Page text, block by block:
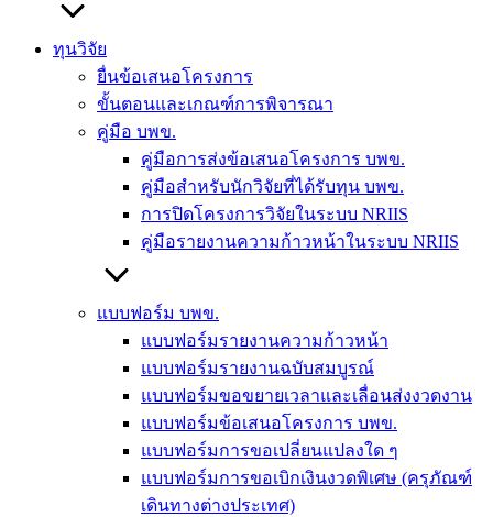
ทุนวิจัย
ยื่นข้อเสนอโครงการ
ขั้นตอนและเกณฑ์การพิจารณา
คู่มือ บพข.
คู่มือการส่งข้อเสนอโครงการ บพข.
คู่มือสำหรับนักวิจัยที่ได้รับทุน บพข.
การปิดโครงการวิจัยในระบบ NRIIS
คู่มือรายงานความก้าวหน้าในระบบ NRIIS
แบบฟอร์ม บพข.
แบบฟอร์มรายงานความก้าวหน้า
แบบฟอร์มรายงานฉบับสมบูรณ์
แบบฟอร์มขอขยายเวลาและเลื่อนส่งงวดงาน
แบบฟอร์มข้อเสนอโครงการ บพข.
แบบฟอร์มการขอเปลี่ยนแปลงใด ๆ
แบบฟอร์มการขอเบิกเงินงวดพิเศษ (ครุภัณฑ์
เดินทางต่างประเทศ)